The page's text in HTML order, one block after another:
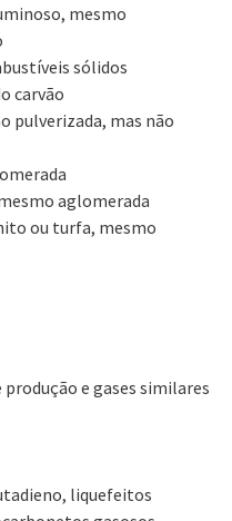
mesmo
sólidos
carvão
pulverizada, mas não
aglomerada
ou turfa, mesmo
produção e gases similares
liquefeitos